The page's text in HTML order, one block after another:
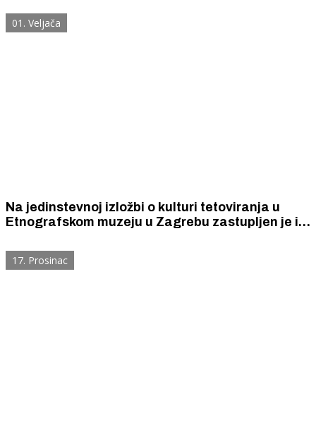
disertacijama na kojima si autori dopuštaju
emocije.
01. Veljača
Na jedinstevnoj izložbi o kulturi tetoviranja u
Etnografskom muzeju u Zagrebu zastupljen je i
17. Prosinac